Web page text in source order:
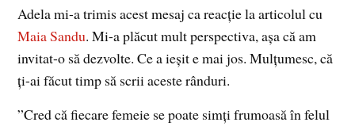
Adela mi-a trimis acest mesaj ca reacție la articolul cu
Maia Sandu. Mi-a plăcut mult perspectiva, așa că am
invitat-o să dezvolte. Ce a ieșit e mai jos. Mulțumesc, că
ți-ai făcut timp să scrii aceste rânduri.
”Cred că fiecare femeie se poate simți frumoasă în felul